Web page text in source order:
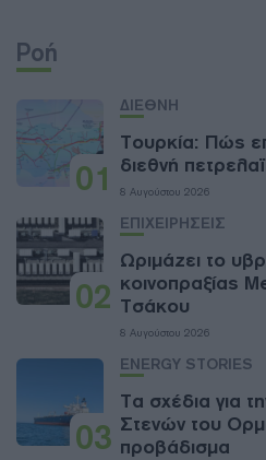
Ροή
01
ΔΙΕΘΝΗ
Τουρκία: Πώς
διεθνή
8 Αυγούστου 2026
02
ΕΠΙΧΕΙΡΗΣΕΙΣ
Ωριμάζει το
κοινοπραξίας
Τσάκου
8 Αυγούστου 2026
03
ENERGY STORIES
Τα σχέδια για
Στενών του
προβάδισμα